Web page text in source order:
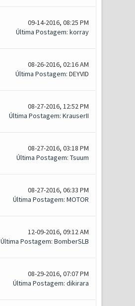
09-14-2016, 08:25 PM
Última Postagem: korray
08-26-2016, 02:16 AM
Última Postagem: DEYVID
08-27-2016, 12:52 PM
Última Postagem: KrauserII
08-27-2016, 03:18 PM
Última Postagem: Tsuum
08-27-2016, 06:33 PM
Última Postagem: MOTOR
12-09-2016, 09:12 AM
Última Postagem: BomberSLB
08-29-2016, 07:07 PM
Última Postagem: dikirara